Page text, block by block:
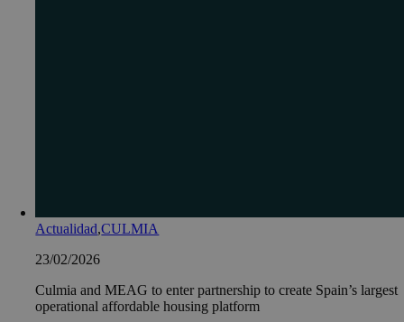
Actualidad,CULMIA
23/02/2026
Culmia and MEAG to enter partnership to create Spain’s largest
operational affordable housing platform